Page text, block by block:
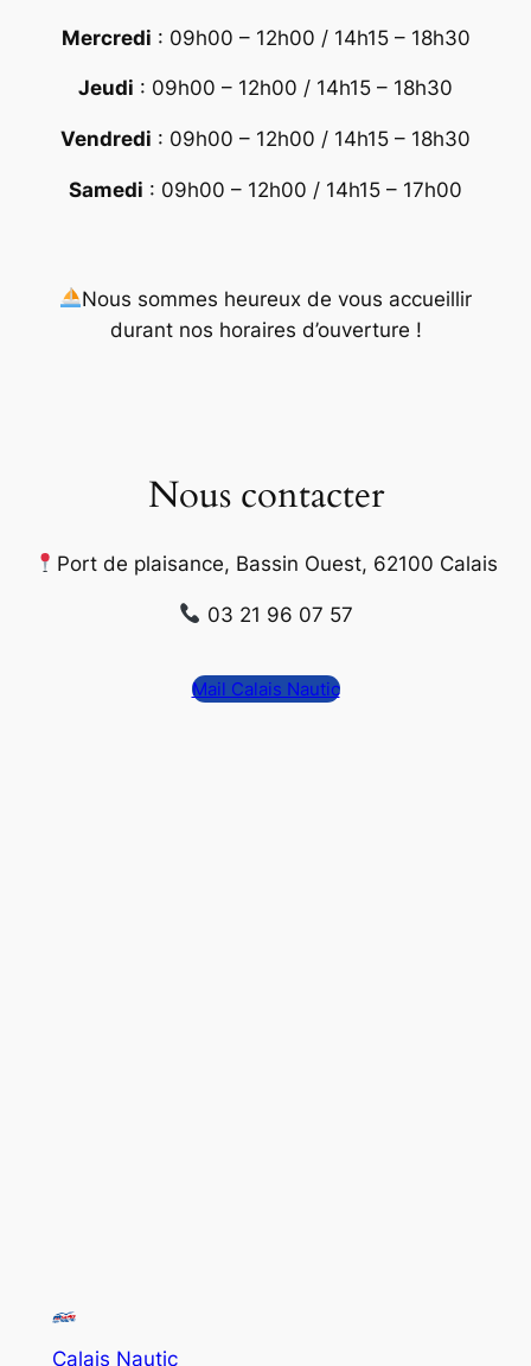
Mercredi : 09h00 – 12h00 / 14h15 – 18h30
Jeudi : 09h00 – 12h00 / 14h15 – 18h30
Vendredi : 09h00 – 12h00 / 14h15 – 18h30
Samedi : 09h00 – 12h00 / 14h15 – 17h00
Nous sommes heureux de vous accueillir
durant nos horaires d’ouverture !
Nous contacter
Port de plaisance, Bassin Ouest, 62100 Calais
03 21 96 07 57
Mail Calais Nautic
Calais Nautic